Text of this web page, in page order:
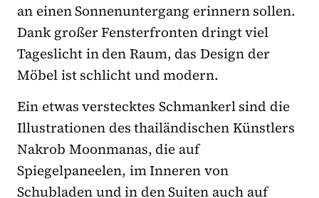
an einen Sonnenuntergang erinnern sollen.
Dank großer Fensterfronten dringt viel
Tageslicht in den Raum, das Design der
Möbel ist schlicht und modern.
Ein etwas verstecktes Schmankerl sind die
Illustrationen des thailändischen Künstlers
Nakrob Moonmanas, die auf
Spiegelpaneelen, im Inneren von
Schubladen und in den Suiten auch auf